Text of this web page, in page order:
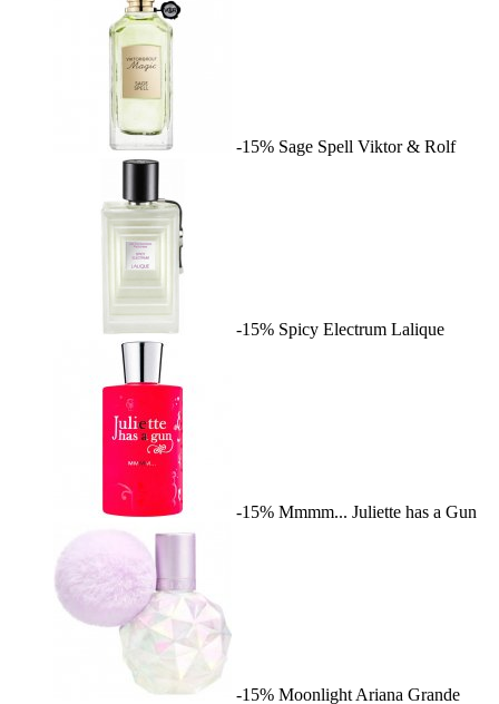
-15% Sage Spell Viktor & Rolf
-15% Spicy Electrum Lalique
-15% Mmmm... Juliette has a Gun
-15% Moonlight Ariana Grande